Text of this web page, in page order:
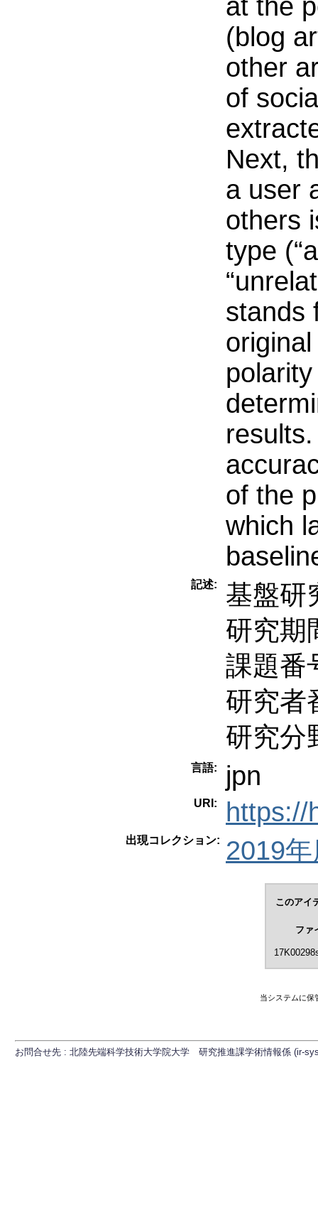
at the
(blog
other
of
Next,
a user
others
type
stands
of the
which
記述:
基盤研
研究期
課題番
研究者
研究分
言語: jpn
URI: https://
出現コレクション: 2019
このアイ
ファ
当システムに保
お問合せ先 : 北陸先端科学技術大学院大学 研究推進課学術情報係 (ir-